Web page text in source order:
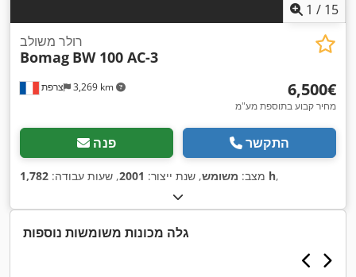
1 / 15
צרפת 3,269 km
רולר משולב
Bomag BW 100 AC-3
‏6,500 ‏€
מחיר קבוע בתוספת מע"מ
פנה התקשר
מצב: משומש, שנת ייצור: 2001, שעות עבודה: 1,782 h,
גלה מכונות משומשות נוספות